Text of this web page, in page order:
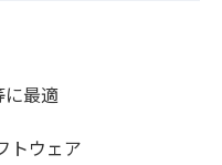
最適
トウェア